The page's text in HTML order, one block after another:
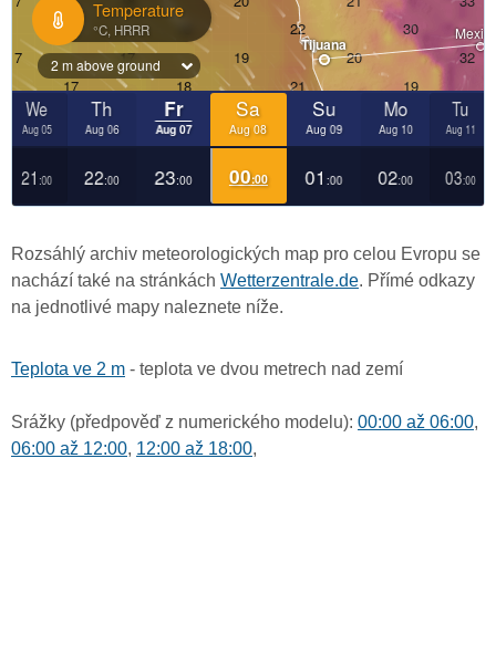
Rozsáhlý archiv meteorologických map pro celou Evropu se
nachází také na stránkách Wetterzentrale.de. Přímé odkazy
na jednotlivé mapy naleznete níže.
Teplota ve 2 m - teplota ve dvou metrech nad zemí
Srážky (předpověď z numerického modelu): 00:00 až 06:00,
06:00 až 12:00, 12:00 až 18:00,